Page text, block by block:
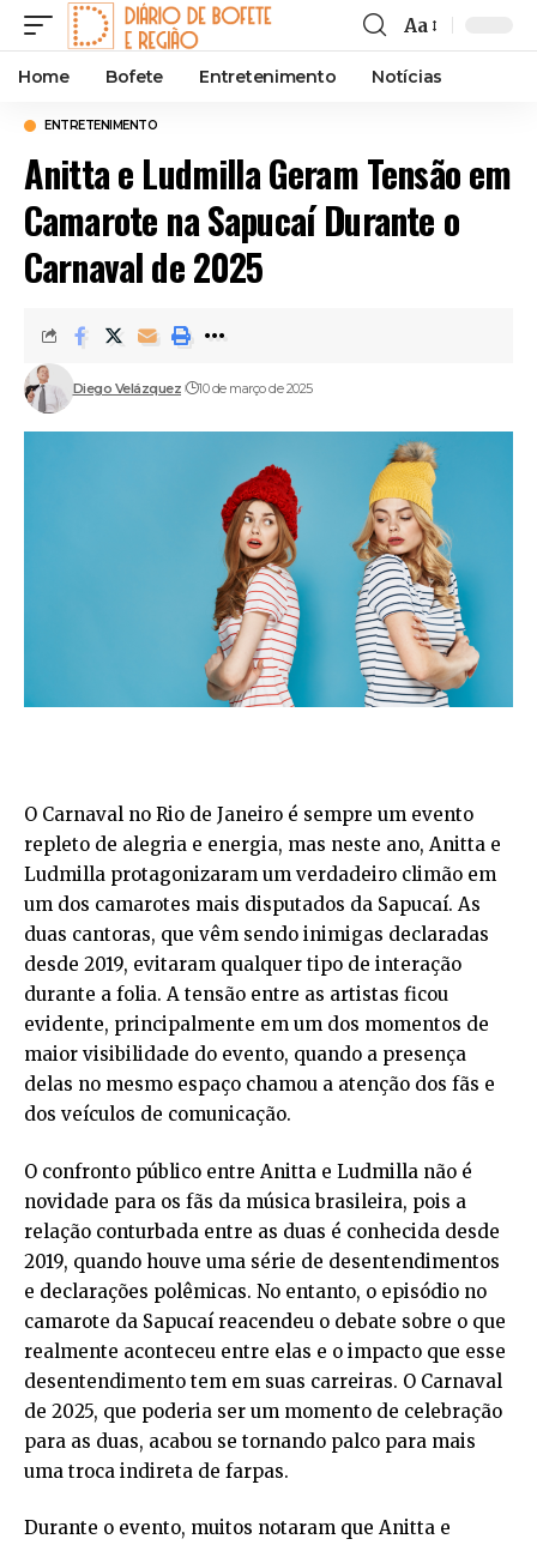
Font
Resizer
Aa
Home Bofete Entretenimento Notícias
ENTRETENIMENTO
Anitta e Ludmilla Geram Tensão em
Camarote na Sapucaí Durante o
Carnaval de 2025
Diego Velázquez 10 de março de 2025
O Carnaval no Rio de Janeiro é sempre um evento
repleto de alegria e energia, mas neste ano, Anitta e
Ludmilla protagonizaram um verdadeiro climão em
um dos camarotes mais disputados da Sapucaí. As
duas cantoras, que vêm sendo inimigas declaradas
desde 2019, evitaram qualquer tipo de interação
durante a folia. A tensão entre as artistas ficou
evidente, principalmente em um dos momentos de
maior visibilidade do evento, quando a presença
delas no mesmo espaço chamou a atenção dos fãs e
dos veículos de comunicação.
O confronto público entre Anitta e Ludmilla não é
novidade para os fãs da música brasileira, pois a
relação conturbada entre as duas é conhecida desde
2019, quando houve uma série de desentendimentos
e declarações polêmicas. No entanto, o episódio no
camarote da Sapucaí reacendeu o debate sobre o que
realmente aconteceu entre elas e o impacto que esse
desentendimento tem em suas carreiras. O Carnaval
de 2025, que poderia ser um momento de celebração
para as duas, acabou se tornando palco para mais
uma troca indireta de farpas.
Durante o evento, muitos notaram que Anitta e